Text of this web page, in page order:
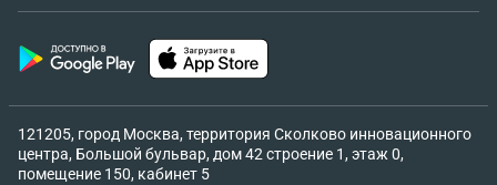
121205, город Москва, территория Сколково инновационного
центра, Большой бульвар, дом 42 строение 1, этаж 0,
помещение 150, кабинет 5